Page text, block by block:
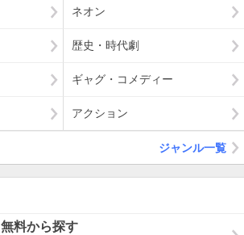
ネオン
歴史・時代劇
ギャグ・コメディー
アクション
ジャンル一覧
無料から探す